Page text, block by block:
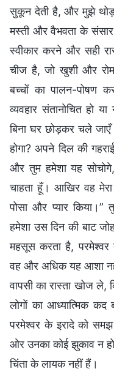
सुकून देती है, और मुझे
मस्ती और वैभवता के
स्वीकार करने और सही
चीज है, जो खुशी और
बच्चों का पालन-पोषण
व्यवहार संतानोचित हो
बिना घर छोड़कर चले
होगा? अपने दिल की
और तुम हमेशा यह
चाहता हूँ। आखिर वह
पोसा और प्यार
हमेशा उस दिन की बाट
महसूस करता है,
वह और अधिक यह आशा
वापसी का रास्ता खोज
लोगों का आध्यात्मिक
परमेश्वर के इरादे को
ओर उनका कोई झुकाव न
चिंता के लायक नहीं हैं।